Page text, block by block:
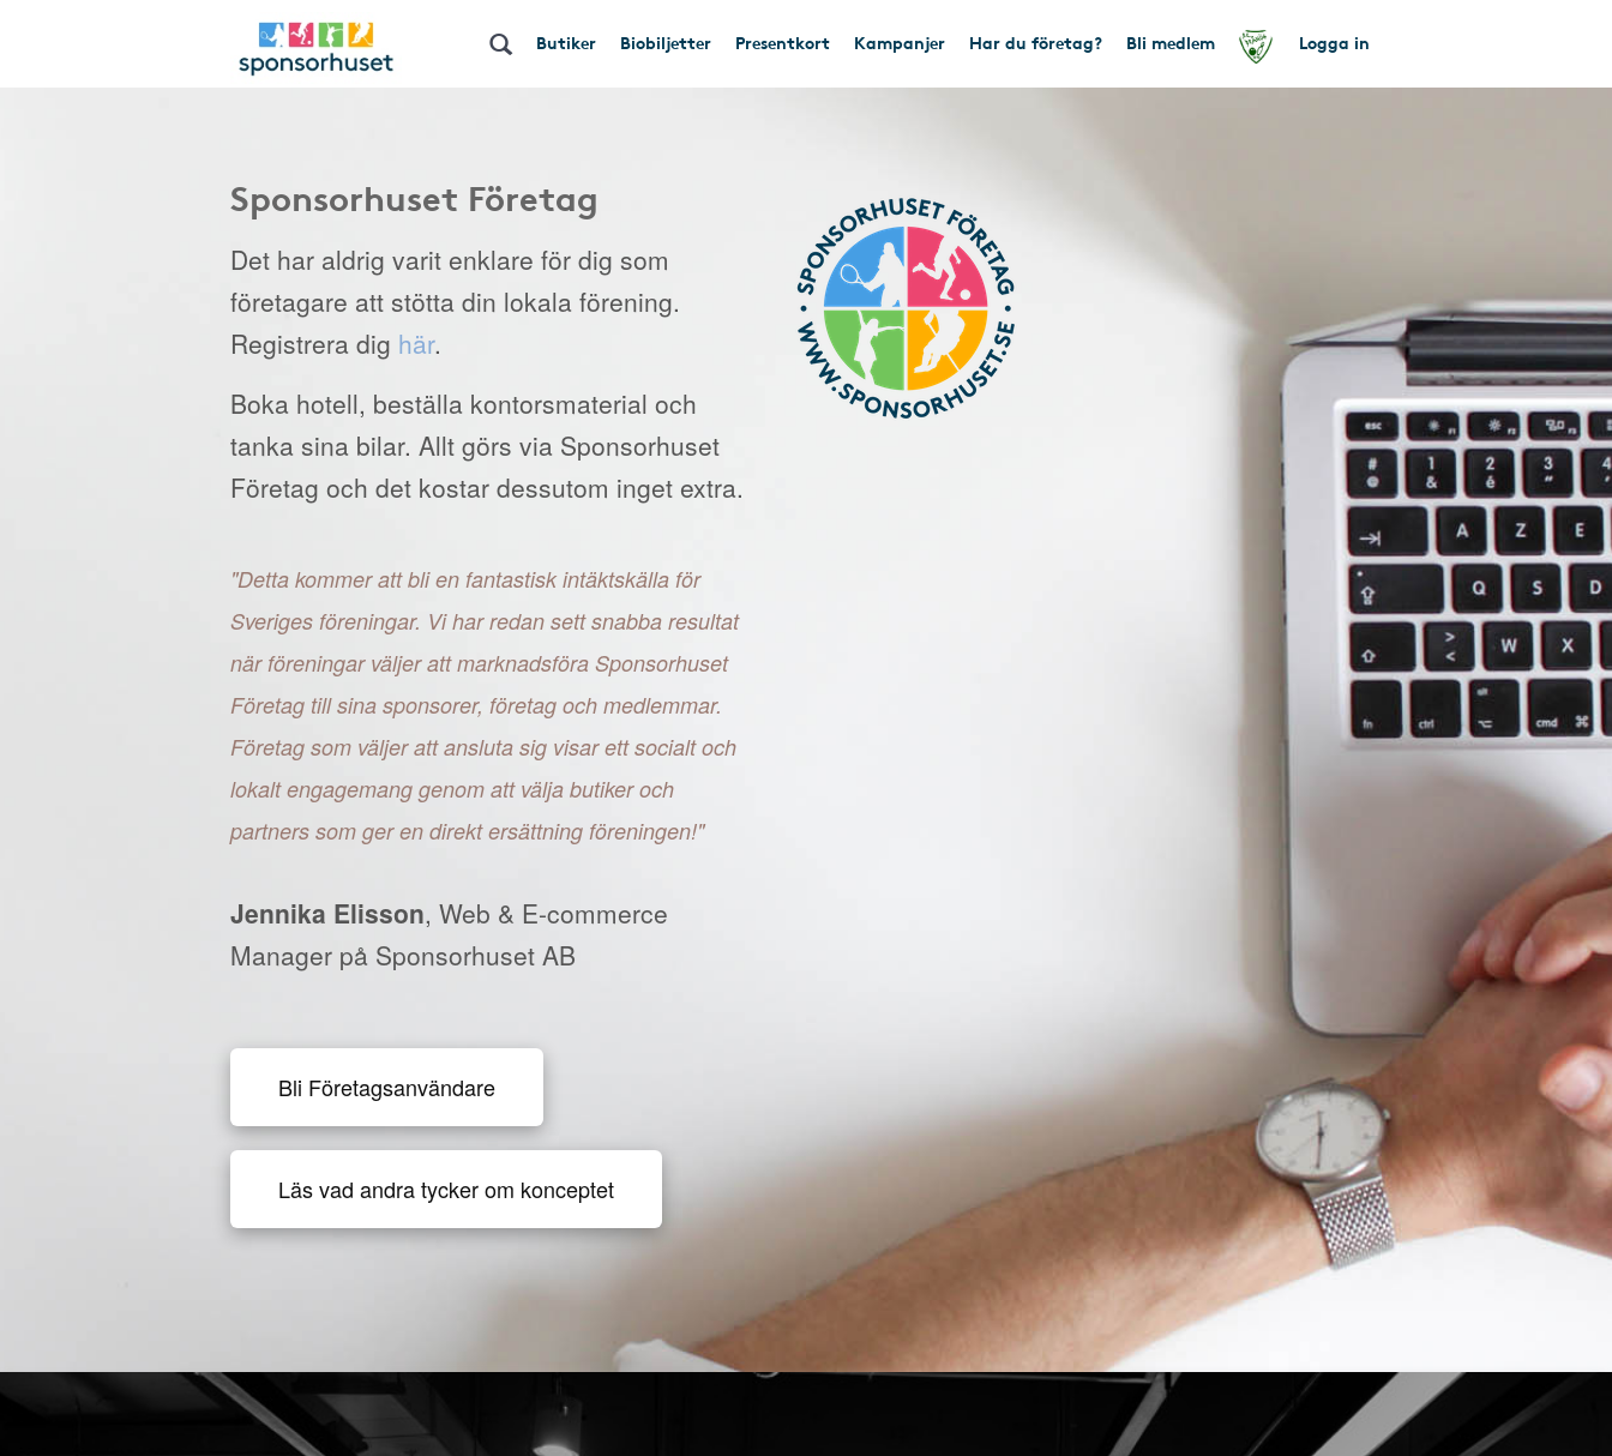
Butiker Biobiljetter Presentkort Kampanjer Har du företag? Bli medlem Logga in
Sponsorhuset Företag
Det har aldrig varit enklare för dig som
företagare att stötta din lokala förening.
Registrera dig här.
Boka hotell, beställa kontorsmaterial och
tanka sina bilar. Allt görs via Sponsorhuset
Företag och det kostar dessutom inget extra.
"Detta kommer att bli en fantastisk intäktskälla för
Sveriges föreningar. Vi har redan sett snabba resultat
när föreningar väljer att marknadsföra Sponsorhuset
Företag till sina sponsorer, företag och medlemmar.
Företag som väljer att ansluta sig visar ett socialt och
lokalt engagemang genom att välja butiker och
partners som ger en direkt ersättning föreningen!"
Jennika Elisson, Web & E-commerce
Manager på Sponsorhuset AB
Bli Företagsanvändare
Läs vad andra tycker om konceptet